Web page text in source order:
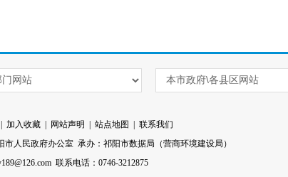
加入收藏 网站声明 站点地图
联系我们
市人民政府办公室 承办：祁阳市数据局（营商环境建设局）
联系电话：0746-3212875